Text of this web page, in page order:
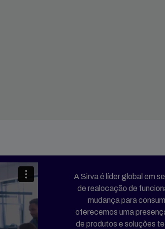
A Sirva é líder global em
de realocação de
mudança para
oferecemos uma
de produtos e soluções